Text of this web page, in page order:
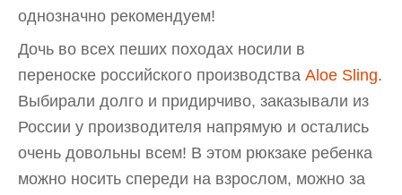
однозначно рекомендуем!
Дочь во всех пеших походах носили в
переноске российского производства Aloe Sling.
Выбирали долго и придирчиво, заказывали из
России у производителя напрямую и остались
очень довольны всем! В этом рюкзаке ребенка
можно носить спереди на взрослом, можно за